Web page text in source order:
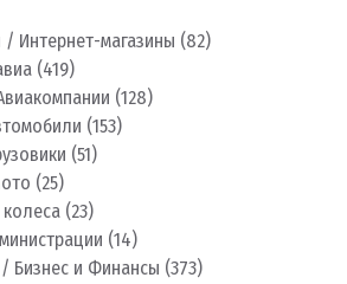
/ Интернет-магазины (82)
(419)
(128)
(153)
(51)
(25)
(23)
(14)
/ Бизнес и Финансы (373)